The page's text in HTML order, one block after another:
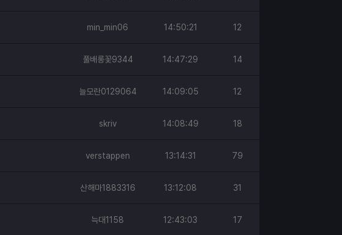
min_min06 14:50:21 12
풀배롱꽃9344 14:47:29 14
늘모란0129064 14:09:05 12
skriv 14:08:49 18
verstappen 13:14:31 79
산해마1883316 13:12:08 31
늑대1158 12:43:03 17